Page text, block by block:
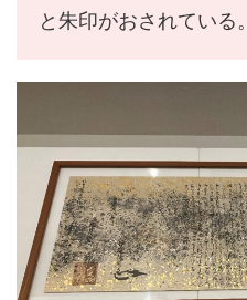
と朱印がおされている。